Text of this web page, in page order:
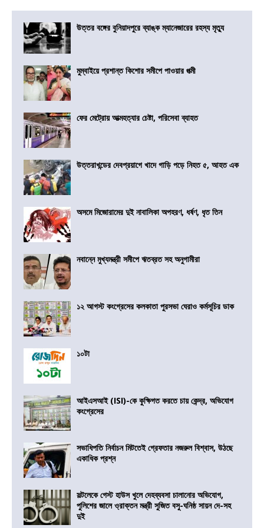
উত্তর বঙ্গের বুনিয়াদপুরে ব্যাঙ্ক ম্যানেজারের রহস্য মৃত্যু
মুম্বাইয়ে প্রশান্ত কিশোর সমীপে পাওয়ার পত্মী
ফের মেট্রোয় আত্মহত্যার চেষ্টা, পরিসেবা ব্যাহত
উত্তরাখন্ডের দেবপ্রয়াগে খাদে গাড়ি পড়ে নিহত ৫, আহত এক
অসমে মিজোরামের দুই নাবালিকা অপহরণ, ধর্ষণ, ধৃত তিন
নবান্নে মুখ্যমন্ত্রী সমীপে ঋতব্রত সহ অনুগামীরা
১২ আগস্ট কংগ্রেসের কলকাতা পুরসভা ঘেরাও কর্মসূচির ডাক
১০টা
আইএসআই (ISI)-কে কুক্ষিগত করতে চায় কেন্দ্র, অভিযোগ
কংগ্রেসের
সভাধিপতি নির্বাচন মিটতেই গ্রেফতার নজরুল বিশ্বাস, উঠছে
একাধিক প্রশ্ন
সল্টলেকে গেস্ট হাউস খুলে দেহব্যবসা চালানোর অভিযোগ,
পুলিশের জালে ও্রাক্তন মন্ত্রী সুজিত বসু-ঘনিষ্ঠ সায়ন দে-সহ
দুই